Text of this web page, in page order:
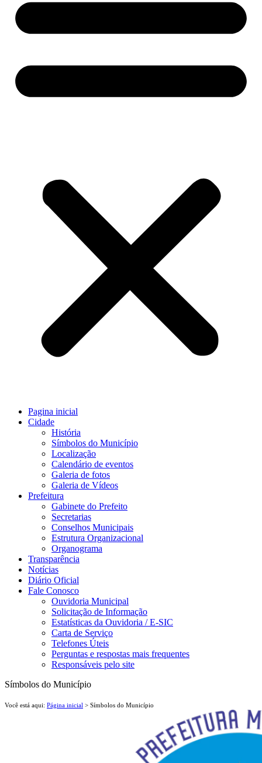
Pagina inicial
Cidade
História
Símbolos do Município
Localização
Calendário de eventos
Galeria de fotos
Galeria de Vídeos
Prefeitura
Gabinete do Prefeito
Secretarias
Conselhos Municipais
Estrutura Organizacional
Organograma
Transparência
Notícias
Diário Oficial
Fale Conosco
Ouvidoria Municipal
Solicitação de Informação
Estatísticas da Ouvidoria / E-SIC
Carta de Serviço
Telefones Úteis
Perguntas e respostas mais frequentes
Responsáveis pelo site
Símbolos do Município
Você está aqui: Página inicial > Símbolos do Município